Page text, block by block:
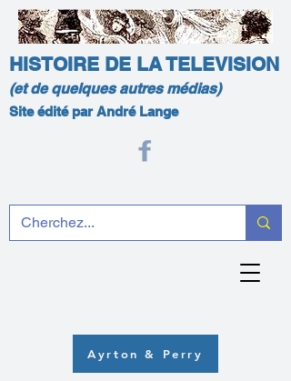
HISTOIRE DE LA TELEVISION
(et de quelques autres médias)
Site édité par André Lange
Ayrton & Perry